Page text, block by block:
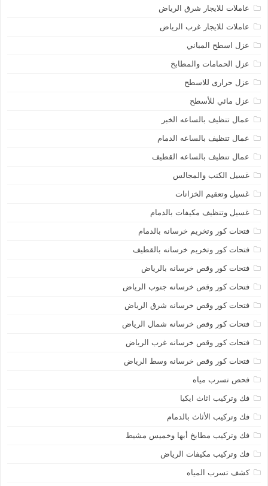
عاملات للايجار شرق الرياض
عاملات للايجار غرب الرياض
عزل اسطح المباني
عزل الحمامات والمطابخ
عزل حرارى للاسطح
عزل مائي للأسطح
عمال تنظيف بالساعه الخبر
عمال تنظيف بالساعه الدمام
عمال تنظيف بالساعه القطيف
غسيل الكنب والمجالس
غسيل وتعقيم الخزانات
غسيل وتنظيف مكيفات بالدمام
فتحات كور وتخريم خرسانه بالدمام
فتحات كور وتخريم خرسانه بالقطيف
فتحات كور وقص خرسانه بالرياض
فتحات كور وقص خرسانه جنوب الرياض
فتحات كور وقص خرسانه شرق الرياض
فتحات كور وقص خرسانه شمال الرياض
فتحات كور وقص خرسانه غرب الرياض
فتحات كور وقص خرسانه وسط الرياض
فحص تسرب مياه
فك وتركيب اثاث ايكيا
فك وتركيب الأثاث بالدمام
فك وتركيب مطابخ أبها وخميس مشيط
فك وتركيب مكيفات الرياض
كشف تسرب المياه